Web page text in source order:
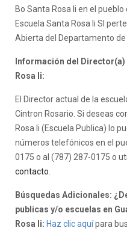
Bo Santa Rosa Ii en el
Escuela Santa Rosa Ii SI
Abierta del Departamento de
Información del
Rosa Ii:
El Director actual de la
Cintron Rosario. Si deseas
Rosa Ii (Escuela Publica) lo
números telefónicos en el
0175 o al (787) 287-0175 o
contacto
Búsquedas Adicionales:
publicas y/o escuelas en
Rosa Ii: Haz clic aquípara